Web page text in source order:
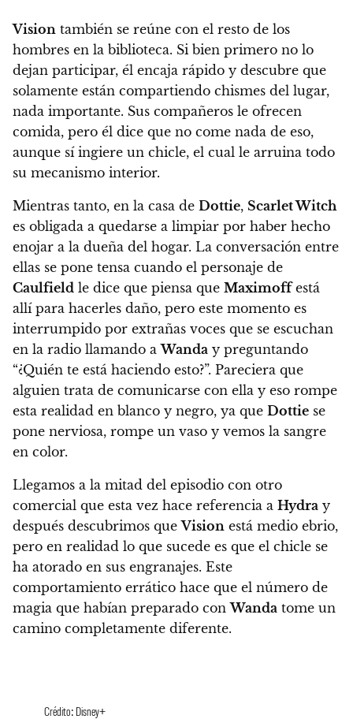
Vision también se reúne con el resto de los
hombres en la biblioteca. Si bien primero no lo
dejan participar, él encaja rápido y descubre que
solamente están compartiendo chismes del lugar,
nada importante. Sus compañeros le ofrecen
comida, pero él dice que no come nada de eso,
aunque sí ingiere un chicle, el cual le arruina todo
su mecanismo interior.
Mientras tanto, en la casa de Dottie, Scarlet Witch
es obligada a quedarse a limpiar por haber hecho
enojar a la dueña del hogar. La conversación entre
ellas se pone tensa cuando el personaje de
Caulfield le dice que piensa que Maximoffestá
allí para hacerles daño, pero este momento es
interrumpido por extrañas voces que se escuchan
en la radio llamando aWanda y preguntando
“¿Quién te está haciendo esto?”. Pareciera que
alguien trata de comunicarse con ella y eso rompe
esta realidad en blanco y negro, ya que Dottie se
pone nerviosa, rompe un vaso y vemos la sangre
en color.
Llegamos a la mitad del episodio con otro
comercial que esta vez hace referencia a Hydra y
después descubrimos queVision está medio ebrio,
pero en realidad lo que sucede es que el chicle se
ha atorado en sus engranajes. Este
comportamiento errático hace que el número de
magia que habían preparado conWanda tome un
camino completamente diferente.
Crédito: Disney+